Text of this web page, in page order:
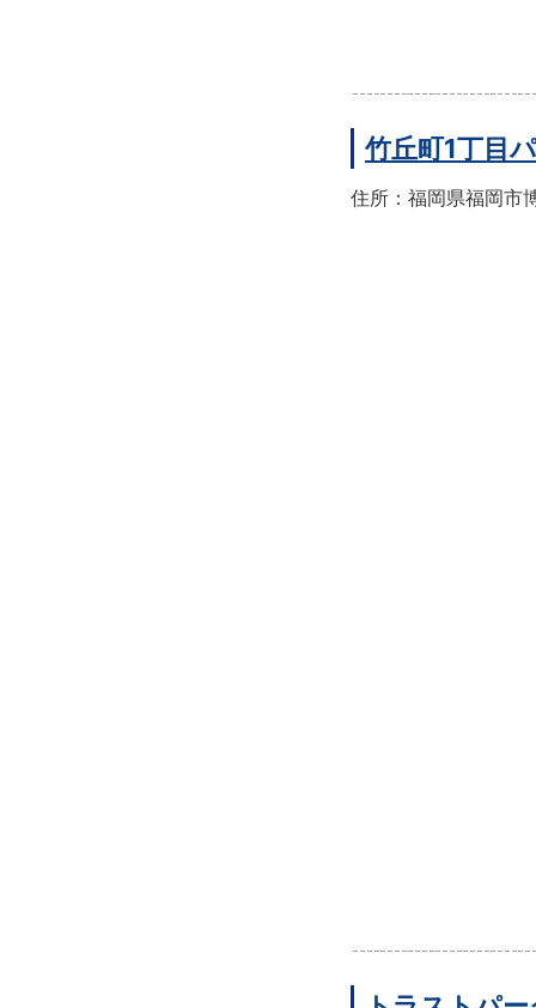
竹丘町1丁目
住所：福岡県福岡市